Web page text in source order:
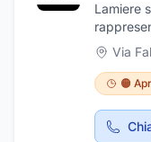
Lamiere
nella
seguire
garantire
di
Via
🟠